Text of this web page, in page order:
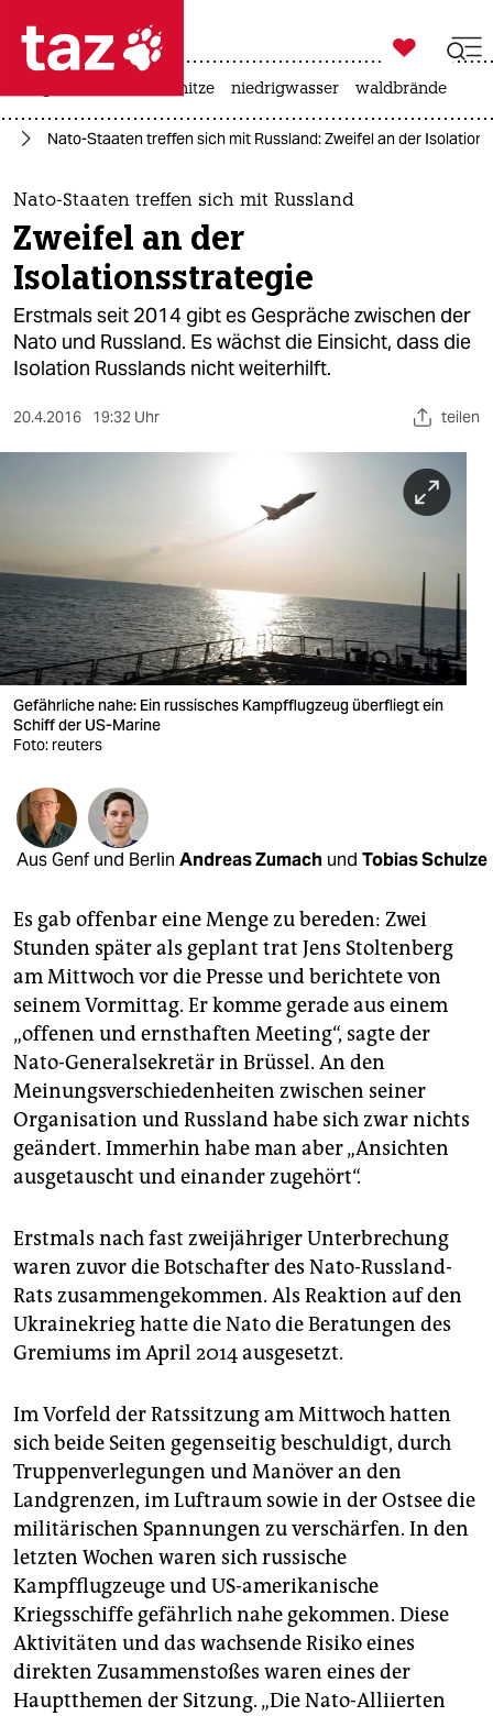
 taz zahl ich
taz zahl ich
themen
politik
öko
gesellschaft
sport
wahrheit
verlag
verlag
veranstaltungen
fragen & hilfe
unterstützen
genossenschaft
epaper login

taz zahl ich
hitze niedrigwasser waldbrände
Nato-Staaten treffen sich mit Russland: Zweifel an der
Nato-Staaten treffen sich mit Russland
Zweifel an der
Isolationsstrategie
Erstmals seit 2014 gibt es Gespräche zwischen der
Nato und Russland. Es wächst die Einsicht, dass die
Isolation Russlands nicht weiterhilft.
20.4.2016 19:32 Uhr teilen
Gefährliche nahe: Ein russisches Kampfflugzeug überfliegt ein
Schiff der US-Marine
Foto: reuters
Aus Genf und Berlin Andreas Zumach und Tobias Schulze
Es gab offenbar eine Menge zu bereden: Zwei
Stunden später als geplant trat Jens Stoltenberg
am Mittwoch vor die Presse und berichtete von
seinem Vormittag. Er komme gerade aus einem
„offenen und ernsthaften Meeting“, sagte der
Nato-Generalsekretär in Brüssel. An den
Meinungsverschiedenheiten zwischen seiner
Organisation und Russland habe sich zwar nichts
geändert. Immerhin habe man aber „Ansichten
ausgetauscht und einander zugehört“.
Erstmals nach fast zweijähriger Unterbrechung
waren zuvor die Botschafter des Nato-Russland-
Rats zusammengekommen. Als Reaktion auf den
Ukrainekrieg hatte die Nato die Beratungen des
Gremiums im April 2014 ausgesetzt.
Im Vorfeld der Ratssitzung am Mittwoch hatten
sich beide Seiten gegenseitig beschuldigt, durch
Truppenverlegungen und Manöver an den
Landgrenzen, im Luftraum sowie in der Ostsee die
militärischen Spannungen zu verschärfen. In den
letzten Wochen waren sich russische
Kampfflugzeuge und US-amerikanische
Kriegsschiffe gefährlich nahe gekommen. Diese
Aktivitäten und das wachsende Risiko eines
direkten Zusammenstoßes waren eines der
Hauptthemen der Sitzung. „Die Nato-Alliierten